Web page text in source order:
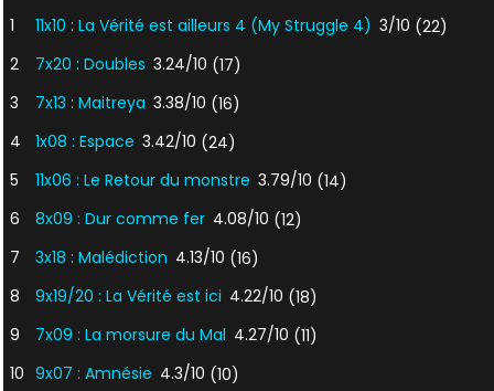
1 11x10 : La Vérité est ailleurs 4 (My Struggle 4) 3/10 (22)
2
7x20 : Doubles 3.24/10 (17)
3
7x13 : Maitreya 3.38/10 (16)
4
1x08 : Espace 3.42/10 (24)
5
11x06 : Le Retour du monstre 3.79/10 (14)
6
8x09 : Dur comme fer 4.08/10 (12)
7
3x18 : Malédiction 4.13/10 (16)
8
9x19/20 : La Vérité est ici 4.22/10 (18)
9
7x09 : La morsure du Mal 4.27/10 (11)
10 9x07 : Amnésie 4.3/10 (10)